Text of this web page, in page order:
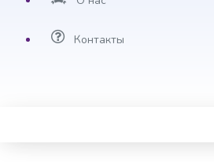
Контакты